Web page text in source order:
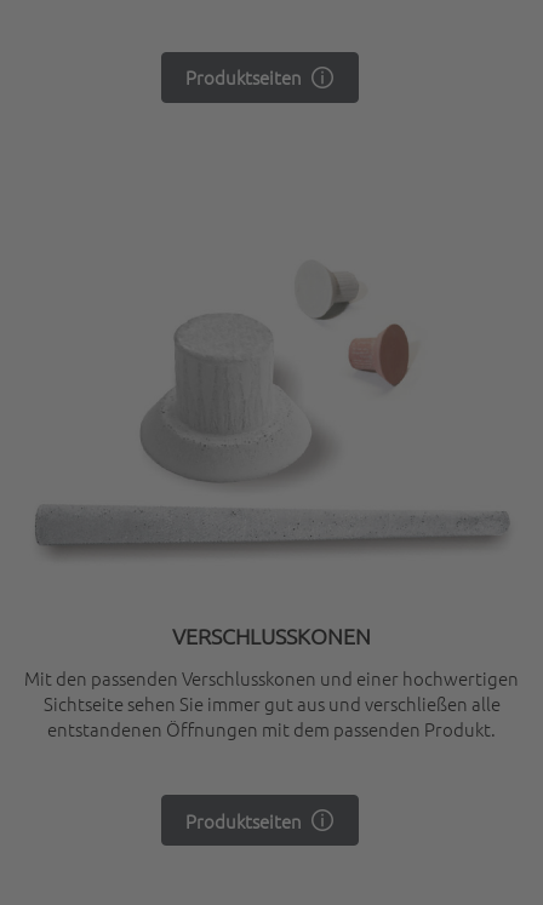
Produktseiten
VERSCHLUSSKONEN
Mit den passenden Verschlusskonen und einer hochwertigen
Sichtseite sehen Sie immer gut aus und verschließen alle
entstandenen Öffnungen mit dem passenden Produkt.
Produktseiten